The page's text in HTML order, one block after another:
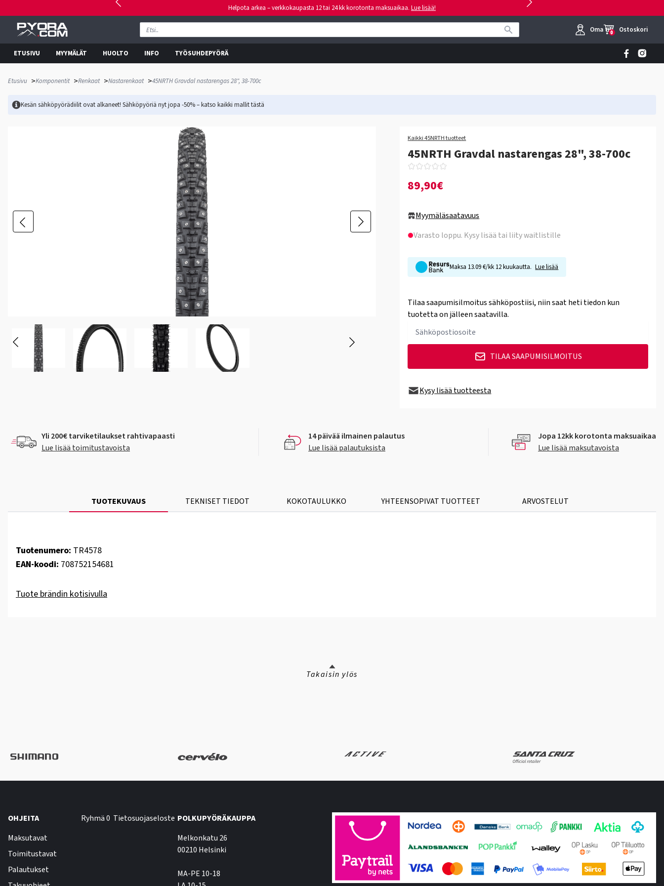
Helpota arkea – verkkokaupasta 12 tai 24 kk korotonta maksuaikaa. Lue lisää!
Oma tili
0 Ostoskori
ETUSIVU MYYMÄLÄT HUOLTO INFO TYÖSUHDEPYÖRÄ
Etusivu >Komponentit >Renkaat >Nastarenkaat >45NRTH Gravdal nastarengas 28", 38-700c
Kesän sähköpyörädiilit ovat alkaneet! Sähköpyöriä nyt jopa -50% – katso kaikki mallittästä
Kaikki 45NRTH tuotteet
45NRTH Gravdal nastarengas 28", 38-700c
89,90€
Myymäläsaatavuus
Varasto loppu. Kysy lisää tai liity waitlistille
Maksa 13.09 €/kk 12 kuukautta. Lue lisää
Tilaa saapumisilmoitus sähköpostiisi, niin saat heti tiedon kun
tuotetta on jälleen saatavilla.
TILAA SAAPUMISILMOITUS
Kysy lisää tuotteesta
Yli 200€ tarviketilaukset rahtivapaasti
Lue lisää toimitustavoista
14 päivää ilmainen palautus
Lue lisää palautuksista
Jopa 12kk korotonta maksuaikaa
Lue lisää maksutavoista
TUOTEKUVAUS TEKNISET TIEDOT KOKOTAULUKKO YHTEENSOPIVAT TUOTTEET ARVOSTELUT
Tuotenumero: TR4578
EAN-koodi: 708752154681
Tuote brändin kotisivulla
Takaisin ylös
OHJEITA
Maksutavat
Toimitustavat
Palautukset
Ryhmä 0 Tietosuojaseloste POLKUPYÖRÄKAUPPA
Melkonkatu 26
00210 Helsinki
MA-PE 10-18